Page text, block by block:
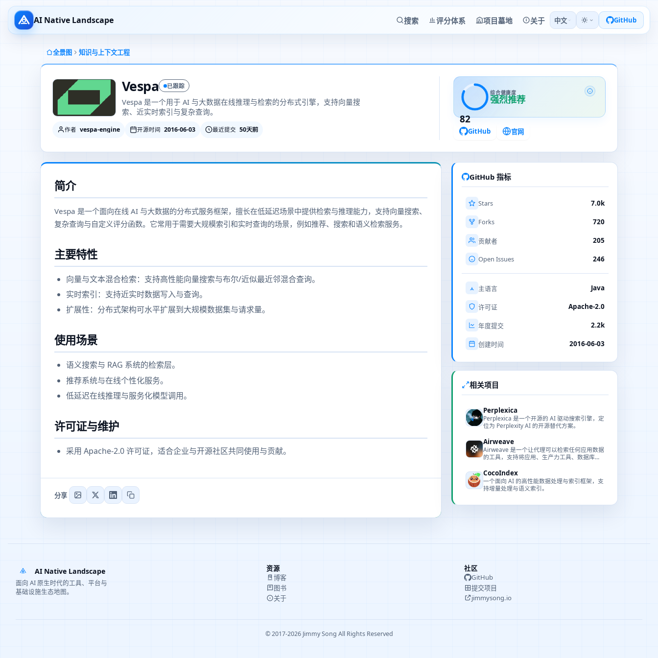
AI Native Landscape 搜索 评分体系 项目墓地 关于 中文 GitHub
全景图 知识与上下文工程
Vespa 已跟踪
Vespa 是一个用于 AI 与大数据在线推理与检索的分布式引擎，支持向量搜
索、近实时索引与复杂查询。
作者 vespa-engine 开源时间 2016-06-03 最近提交 50天前
82
综合健康度
强烈推荐
GitHub 官网
简介
Vespa 是一个面向在线 AI 与大数据的分布式服务框架，擅长在低延迟场景中提供检索与推理能力，支持向量搜索、
复杂查询与自定义评分函数。它常用于需要大规模索引和实时查询的场景，例如推荐、搜索和语义检索服务。
主要特性
向量与文本混合检索：支持高性能向量搜索与布尔/近似最近邻混合查询。
实时索引：支持近实时数据写入与查询。
扩展性：分布式架构可水平扩展到大规模数据集与请求量。
使用场景
语义搜索与 RAG 系统的检索层。
推荐系统与在线个性化服务。
低延迟在线推理与服务化模型调用。
许可证与维护
采用 Apache-2.0 许可证，适合企业与开源社区共同使用与贡献。
分享
GitHub 指标
Stars 7.0k
Forks 720
贡献者 205
Open Issues 246
主语言 Java
许可证 Apache-2.0
年度提交 2.2k
创建时间 2016-06-03
相关项目
Perplexica
Perplexica 是一个开源的 AI 驱动搜索引擎，定
位为 Perplexity AI 的开源替代方案。
Airweave
Airweave 是一个让代理可以检索任何应用数据
的工具，支持将应用、生产力工具、数据库与
CocoIndex
一个面向 AI 的高性能数据处理与索引框架，支
持增量处理与语义索引。
AI Native Landscape
面向 AI 原生时代的工具、平台与
基础设施生态地图。
资源
博客
图书
关于
社区
GitHub
提交项目
jimmysong.io
© 2017-2026 Jimmy Song All Rights Reserved